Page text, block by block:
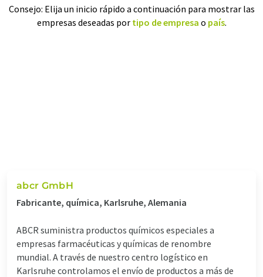
Consejo: Elija un inicio rápido a continuación para mostrar las
empresas deseadas por tipo de empresa o país.
abcr GmbH
Fabricante, química, Karlsruhe, Alemania
ABCR suministra productos químicos especiales a
empresas farmacéuticas y químicas de renombre
mundial. A través de nuestro centro logístico en
Karlsruhe controlamos el envío de productos a más de